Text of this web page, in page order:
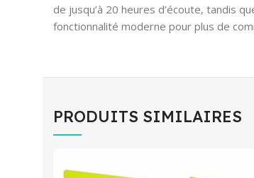
de jusqu’à 20 heures d’écoute, tandis
fonctionnalité moderne pour plus de
PRODUITS SIMILAIRES